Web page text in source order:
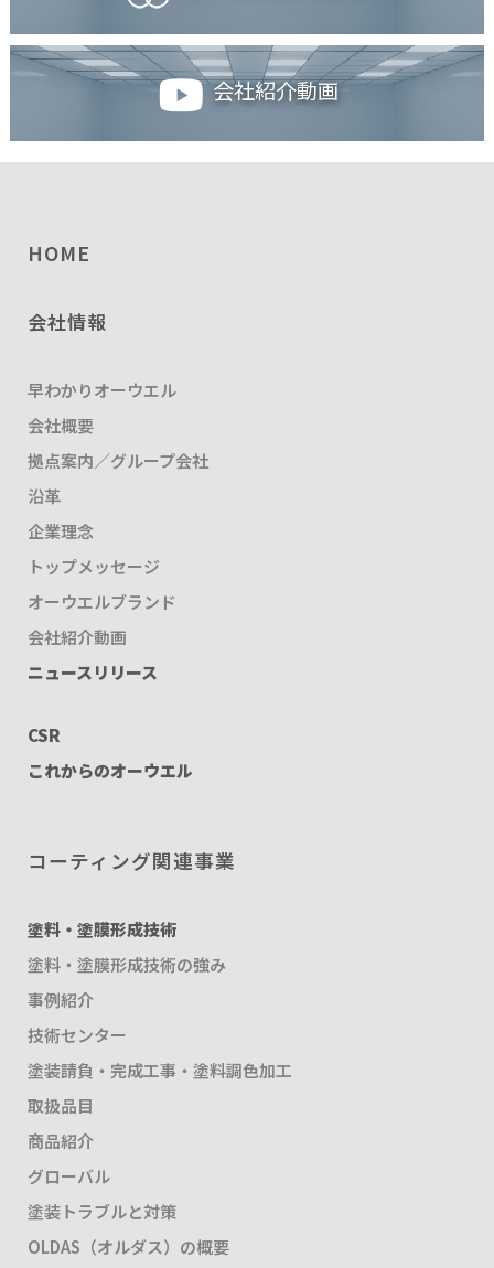
会社紹介動画
HOME
会社情報
早わかりオーウエル
会社概要
拠点案内／グループ会社
沿革
企業理念
トップメッセージ
オーウエルブランド
会社紹介動画
ニュースリリース
CSR
これからのオーウエル
コーティング関連事業
塗料・塗膜形成技術
塗料・塗膜形成技術の強み
事例紹介
技術センター
塗装請負・完成工事・塗料調色加工
取扱品目
商品紹介
グローバル
塗装トラブルと対策
OLDAS（オルダス）の概要